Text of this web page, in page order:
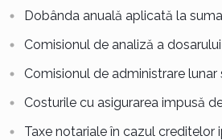
Dobânda anuală aplicată la
Comisionul de analiză a dosarului
Comisionul de administrare lunar
Costurile cu asigurarea impusă
Taxe notariale în cazul creditelor